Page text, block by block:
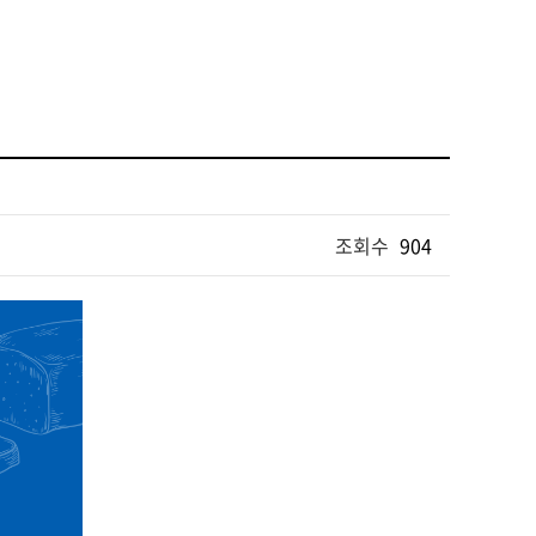
조회수 904